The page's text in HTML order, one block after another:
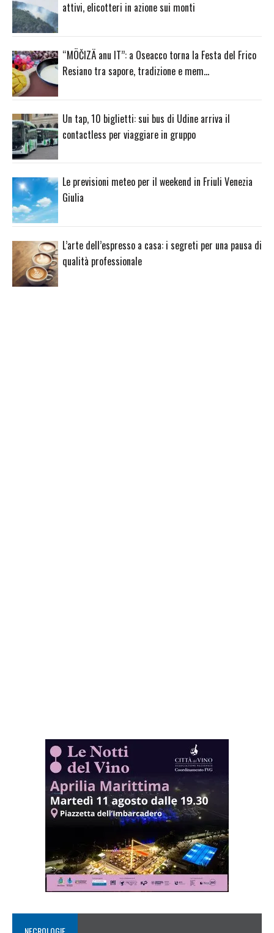
attivi, elicotteri in azione sui monti
“MÖČIZÄ anu IT”: a Oseacco torna la Festa del Frico
Resiano tra sapore, tradizione e mem…
Un tap, 10 biglietti: sui bus di Udine arriva il
contactless per viaggiare in gruppo
Le previsioni meteo per il weekend in Friuli Venezia
Giulia
L’arte dell’espresso a casa: i segreti per una pausa di
qualità professionale